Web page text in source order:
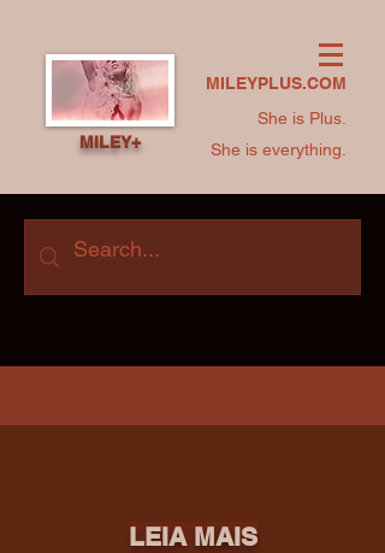
MILEYPLUS.COM
She is Plus.
She is everything.
MILEY+
LEIA MAIS